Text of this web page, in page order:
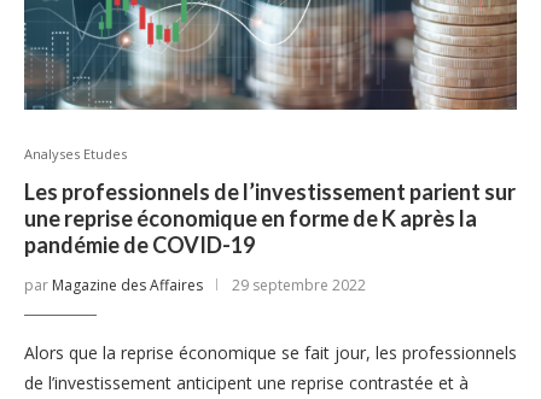
Analyses Etudes
Les professionnels de l’investissement parient sur
une reprise économique en forme de K après la
pandémie de COVID-19
par Magazine des Affaires 29 septembre 2022
Alors que la reprise économique se fait jour, les professionnels
de l’investissement anticipent une reprise contrastée et à